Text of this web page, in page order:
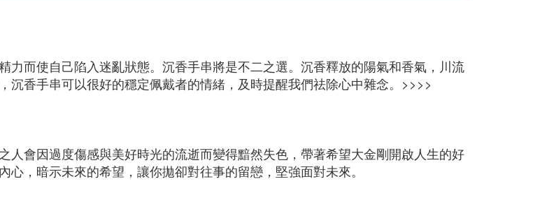
力而使自己陷入迷亂狀態。沉香手串將是不二之選。沉香釋放的陽氣和香氣，川流
香手串可以很好的穩定佩戴者的情緒，及時提醒我們祛除心中雜念。>>>>
會因過度傷感與美好時光的流逝而變得黯然失色，帶著希望大金剛開啟人生的好
，暗示未來的希望，讓你拋卻對往事的留戀，堅強面對未來。